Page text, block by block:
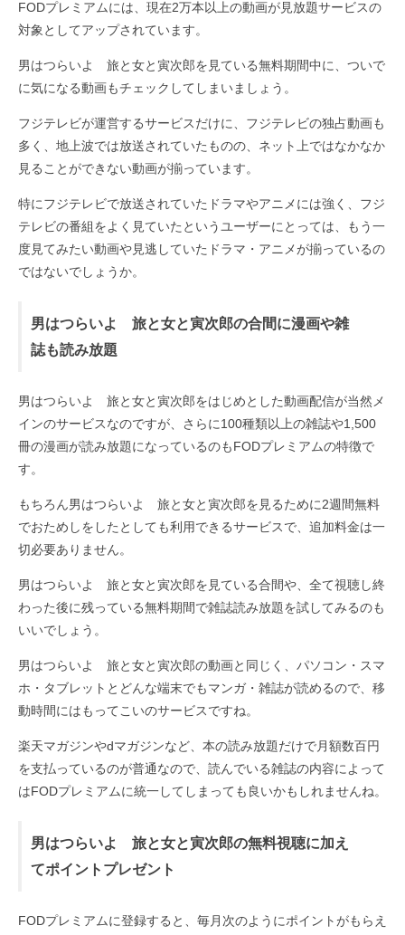
FODプレミアムには、現在2万本以上の動画が見放題サービスの
対象としてアップされています。
男はつらいよ 旅と女と寅次郎を見ている無料期間中に、ついで
に気になる動画もチェックしてしまいましょう。
フジテレビが運営するサービスだけに、フジテレビの独占動画も
多く、地上波では放送されていたものの、ネット上ではなかなか
見ることができない動画が揃っています。
特にフジテレビで放送されていたドラマやアニメには強く、フジ
テレビの番組をよく見ていたというユーザーにとっては、もう一
度見てみたい動画や見逃していたドラマ・アニメが揃っているの
ではないでしょうか。
男はつらいよ 旅と女と寅次郎の合間に漫画や雑
誌も読み放題
男はつらいよ 旅と女と寅次郎をはじめとした動画配信が当然メ
インのサービスなのですが、さらに100種類以上の雑誌や1,500
冊の漫画が読み放題になっているのもFODプレミアムの特徴で
す。
もちろん男はつらいよ 旅と女と寅次郎を見るために2週間無料
でおためしをしたとしても利用できるサービスで、追加料金は一
切必要ありません。
男はつらいよ 旅と女と寅次郎を見ている合間や、全て視聴し終
わった後に残っている無料期間で雑誌読み放題を試してみるのも
いいでしょう。
男はつらいよ 旅と女と寅次郎の動画と同じく、パソコン・スマ
ホ・タブレットとどんな端末でもマンガ・雑誌が読めるので、移
動時間にはもってこいのサービスですね。
楽天マガジンやdマガジンなど、本の読み放題だけで月額数百円
を支払っているのが普通なので、読んでいる雑誌の内容によって
はFODプレミアムに統一してしまっても良いかもしれませんね。
男はつらいよ 旅と女と寅次郎の無料視聴に加え
てポイントプレゼント
FODプレミアムに登録すると、毎月次のようにポイントがもらえ